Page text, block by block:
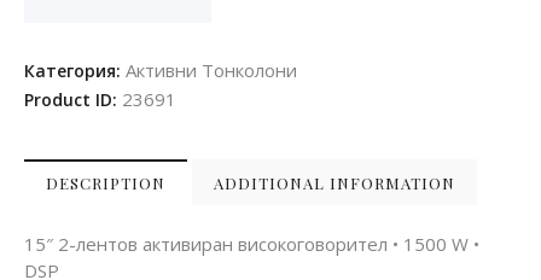
Категория: Активни Тонколони
Product ID: 23691
DESCRIPTION ADDITIONAL INFORMATION
15″ 2-лентов активиран високоговорител • 1500 W •
DSP